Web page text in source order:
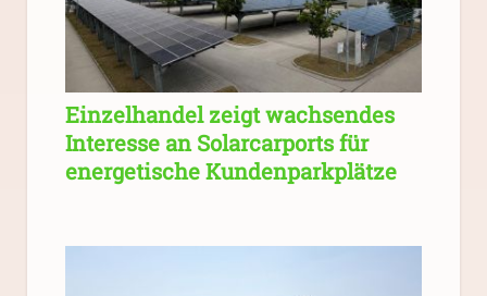
Einzelhandel zeigt wachsendes
Interesse an Solarcarports für
energetische Kundenparkplätze